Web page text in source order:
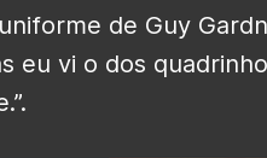
de Guy
eu vi o dos